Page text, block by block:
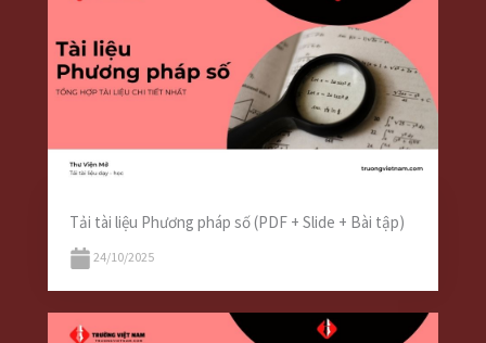
Tải tài liệu Phương pháp số (PDF + Slide + Bài tập)
24/10/2025